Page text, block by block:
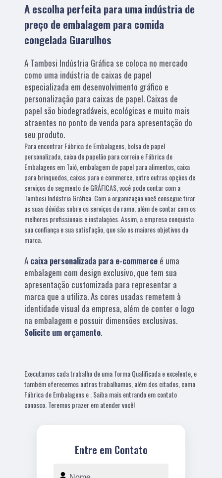
A escolha perfeita para uma indústria de
preço de embalagem para comida
congelada Guarulhos
A Tambosi Indústria Gráfica se coloca no mercado
como uma indústria de caixas de papel
especializada em desenvolvimento gráfico e
personalização para caixas de papel. Caixas de
papel são biodegradáveis, ecológicas e muito mais
atraentes no ponto de venda para apresentação do
seu produto.
Para encontrar Fábrica de Embalagens, bolsa de papel
personalizada, caixa de papelão para correio e Fábrica de
Embalagens em Taió, embalagem de papel para alimentos, caixa
para brinquedos, caixas para e commerce, entre outras opções de
serviços do segmento de GRÁFICAS, você pode contar com a
Tambosi Indústria Gráfica. Com a organização você consegue tirar
as suas dúvidas sobre os serviços do ramo, além de contar com os
melhores profissionais e instalações. Assim, a empresa conquista
sua confiança e sua satisfação, que são os maiores objetivos da
marca.
A caixa personalizada para e-commerce é uma
embalagem com design exclusivo, que tem sua
apresentação customizada para representar a
marca que a utiliza. As cores usadas remetem à
identidade visual da empresa, além de conter o logo
na embalagem e possuir dimensões exclusivas.
Solicite um orçamento.
Executamos cada trabalho de uma forma Qualificada e excelente, e
também oferecemos outros trabalhamos, além dos citados, como
Fábrica de Embalagens e . Saiba mais entrando em contato
conosco. Teremos prazer em atender você!
Entre em Contato